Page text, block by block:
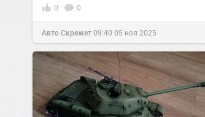
0 0
Авто Скрежет09:40 05 ноя 2025